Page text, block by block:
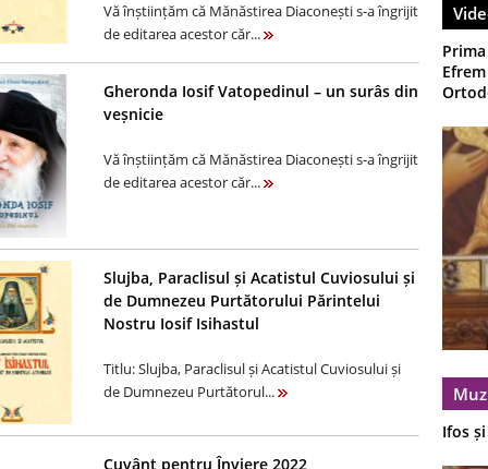
Vă înștiințăm că Mănăstirea Diaconești s-a îngrijit
de editarea acestor căr...
Gheronda Iosif Vatopedinul – un surâs din
veșnicie
Vă înștiințăm că Mănăstirea Diaconești s-a îngrijit
de editarea acestor căr...
Slujba, Paraclisul și Acatistul Cuviosului și
de Dumnezeu Purtătorului Părintelui
Nostru Iosif Isihastul
Titlu: Slujba, Paraclisul și Acatistul Cuviosului și
de Dumnezeu Purtătorul...
Cuvânt pentru Înviere 2022
Ifos